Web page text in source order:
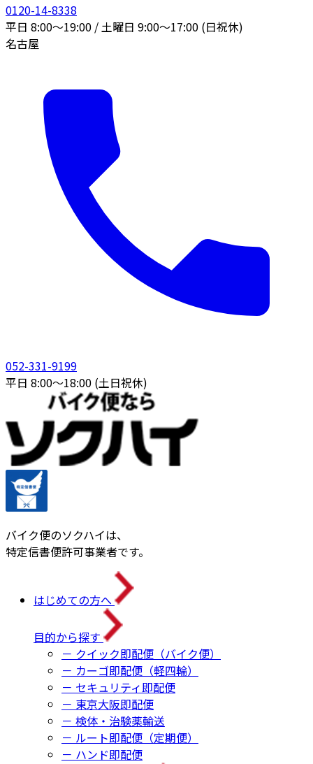
0120-14-8338
平日 8:00〜19:00 / 土曜日 9:00〜17:00 (日祝休)
名古屋
052-331-9199
平日 8:00〜18:00 (土日祝休)
バイク便のソクハイは、
特定信書便許可事業者です。
はじめての方へ
目的から探す
－ クイック即配便（バイク便）
－ カーゴ即配便（軽四輪）
－ セキュリティ即配便
－ 東京大阪即配便
－ 検体・治験薬輸送
－ ルート即配便（定期便）
－ ハンド即配便